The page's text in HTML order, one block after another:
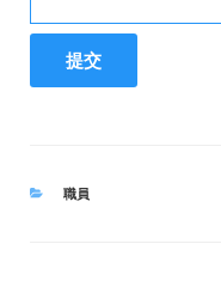
CATEGORIES
職員